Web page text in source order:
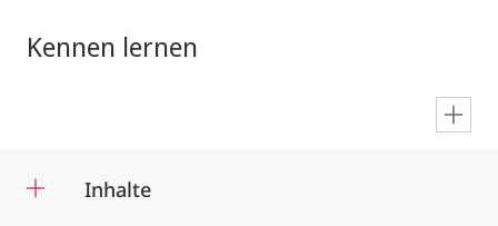
Kennen lernen
Inhalte